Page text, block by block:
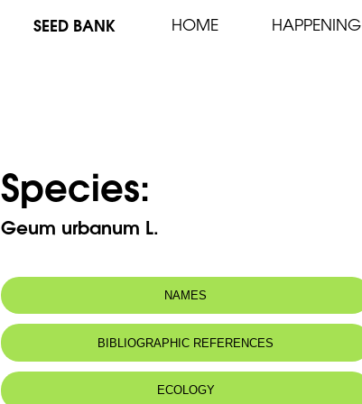
SEED BANK HOME HAPPENING
Species:
Geum urbanum L.
NAMES
Common name: Benoîte commune, Benoîte des villes,
Herbe de saint Benoît
زوفا عملاقة
BIBLIOGRAPHIC REFERENCES
ECOLOGY